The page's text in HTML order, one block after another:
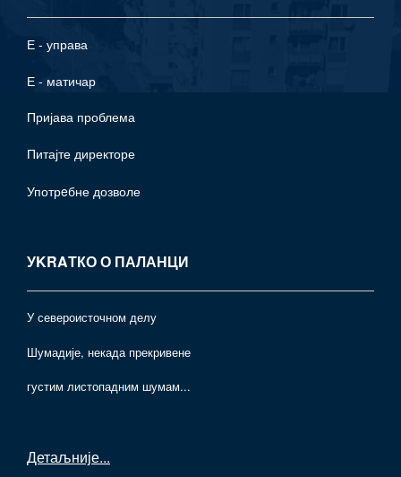
Е - управа
Е - матичар
Пријава проблема
Питајте директоре
Употрeбне дозволе
УKRAТКО О ПАЛАНЦИ
У североисточном делу
Шумадије, некада прекривене
густим листопадним шумам...
Детаљније...